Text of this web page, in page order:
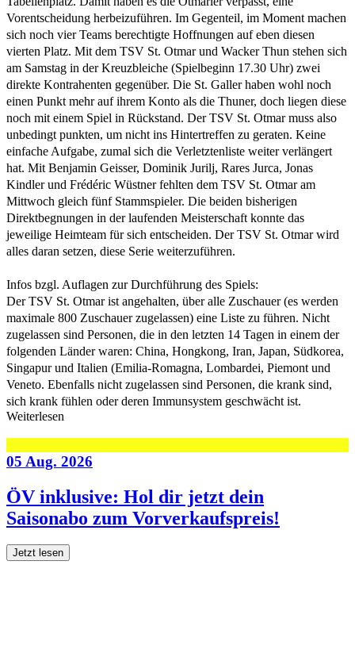
Vorentscheidung herbeizuführen. Im Gegenteil, im Moment machen
sich noch vier Teams berechtigte Hoffnungen auf eben diesen
vierten Platz. Mit dem TSV St. Otmar und Wacker Thun stehen sich
am Samstag in der Kreuzbleiche (Spielbeginn 17.30 Uhr) zwei
direkte Kontrahenten gegenüber. Die St. Galler haben wohl noch
einen Punkt mehr auf ihrem Konto als die Thuner, doch liegen diese
noch mit einem Spiel in Rückstand. Der TSV St. Otmar muss also
unbedingt punkten, um nicht ins Hintertreffen zu geraten. Keine
einfache Aufgabe, zumal sich die Verletztenliste weiter verlängert
hat. Mit Benjamin Geisser, Dominik Jurilj, Rares Jurca, Jonas
Kindler und Frédéric Wüstner fehlten dem TSV St. Otmar am
Mittwoch gleich fünf Stammspieler. Die beiden bisherigen
Direktbegnungen in der laufenden Meisterschaft konnte das
jeweilige Heimteam für sich entscheiden. Der TSV St. Otmar wird
alles daran setzen, diese Serie weiterzuführen.
Infos bzgl. Auflagen zur Durchführung des Spiels:
Der TSV St. Otmar ist angehalten, über alle Zuschauer (es werden
maximale 800 Zuschauer zugelassen) eine Liste zu führen. Nicht
zugelassen sind Personen, die in den letzten 14 Tagen in einem der
folgenden Länder waren: China, Hongkong, Iran, Japan, Südkorea,
Singapur und Italien (Emilia-Romagna, Lombardei, Piemont und
Veneto. Ebenfalls nicht zugelassen sind Personen, die krank sind,
sich krank fühlen oder deren Immunsystem geschwächt ist.
Weiterlesen
05 Aug. 2026
ÖV inklusive: Hol dir jetzt dein
Saisonabo zum Vorverkaufspreis!
Jetzt lesen